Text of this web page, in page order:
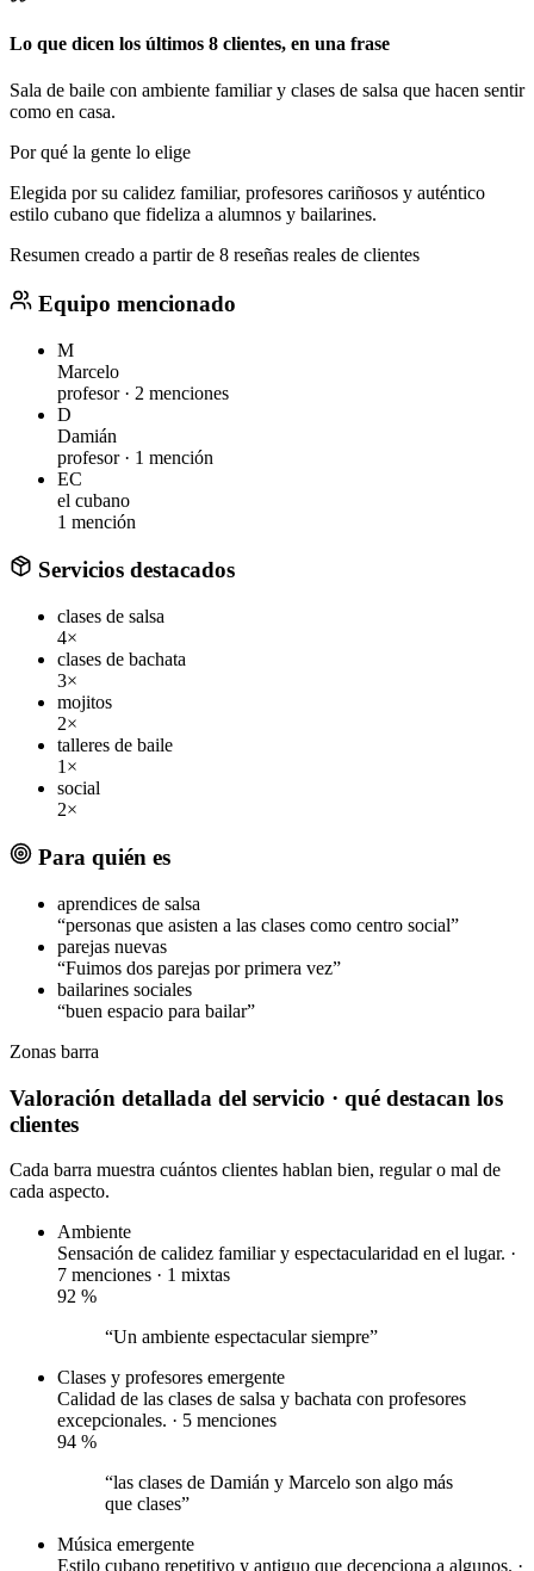
Lo que dicen los últimos 8 clientes, en una frase
Sala de baile con ambiente familiar y clases de salsa que hacen sentir
como en casa.
Por qué la gente lo elige
Elegida por su calidez familiar, profesores cariñosos y auténtico
estilo cubano que fideliza a alumnos y bailarines.
Resumen creado a partir de 8 reseñas reales de clientes
Equipo mencionado
M
Marcelo
profesor · 2 menciones
D
Damián
profesor · 1 mención
EC
el cubano
1 mención
Servicios destacados
clases de salsa
4×
clases de bachata
3×
mojitos
2×
talleres de baile
1×
social
2×
Para quién es
aprendices de salsa
“personas que asisten a las clases como centro social”
parejas nuevas
“Fuimos dos parejas por primera vez”
bailarines sociales
“buen espacio para bailar”
Zonas barra
Valoración detallada del servicio · qué destacan los
clientes
Cada barra muestra cuántos clientes hablan bien, regular o mal de
cada aspecto.
Ambiente
Sensación de calidez familiar y espectacularidad en el lugar. ·
7 menciones · 1 mixtas
92 %
“Un ambiente espectacular siempre”
Clases y profesores emergente
Calidad de las clases de salsa y bachata con profesores
excepcionales. · 5 menciones
94 %
“las clases de Damián y Marcelo son algo más
que clases”
Música emergente
Estilo cubano repetitivo y antiguo que decepciona a algunos. ·